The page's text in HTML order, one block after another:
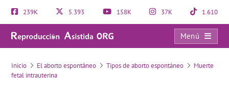
239K 5.393 158K 37K 1.610
Menú
¿Qué es el duelo gestacional o duelo perinatal? ¿Cómo transitarlo?
Inicio El aborto espontáneo Tipos de aborto espontáneo
Muerte
fetal intrauterina